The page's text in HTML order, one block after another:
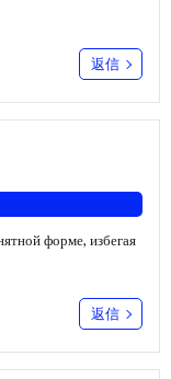
返信
форме, избегая
返信